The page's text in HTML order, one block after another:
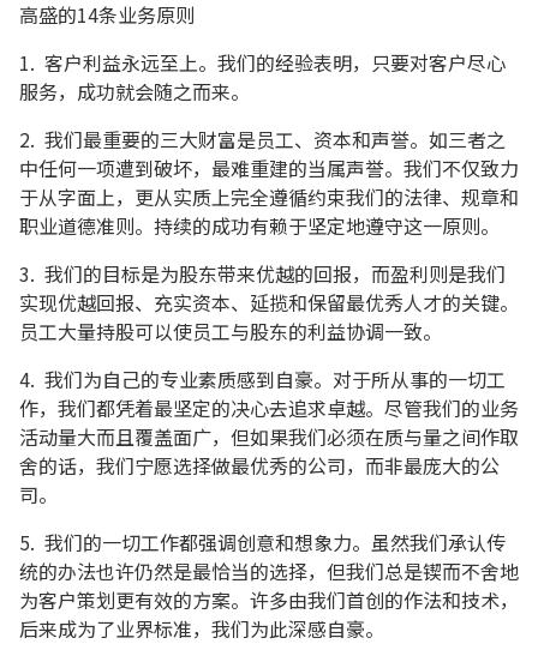
高盛的14条业务原则
1. 客户利益永远至上。我们的经验表明，只要对客户尽心
服务，成功就会随之而来。
2. 我们最重要的三大财富是员工、资本和声誉。如三者之
中任何一项遭到破坏，最难重建的当属声誉。我们不仅致力
于从字面上，更从实质上完全遵循约束我们的法律、规章和
职业道德准则。持续的成功有赖于坚定地遵守这一原则。
3. 我们的目标是为股东带来优越的回报，而盈利则是我们
实现优越回报、充实资本、延揽和保留最优秀人才的关键。
员工大量持股可以使员工与股东的利益协调一致。
4. 我们为自己的专业素质感到自豪。对于所从事的一切工
作，我们都凭着最坚定的决心去追求卓越。尽管我们的业务
活动量大而且覆盖面广，但如果我们必须在质与量之间作取
舍的话，我们宁愿选择做最优秀的公司，而非最庞大的公
司。
5. 我们的一切工作都强调创意和想象力。虽然我们承认传
统的办法也许仍然是最恰当的选择，但我们总是锲而不舍地
为客户策划更有效的方案。许多由我们首创的作法和技术，
后来成为了业界标准，我们为此深感自豪。